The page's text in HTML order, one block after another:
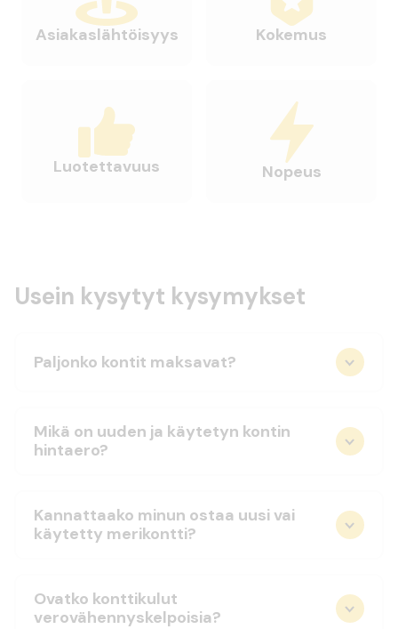
Asiakaslähtöisyys Kokemus
Luotettavuus Nopeus
Usein kysytyt kysymykset
Paljonko kontit maksavat?
Mikä on uuden ja käytetyn kontin
hintaero?
Kannattaako minun ostaa uusi vai
käytetty merikontti?
Ovatko konttikulut
verovähennyskelpoisia?